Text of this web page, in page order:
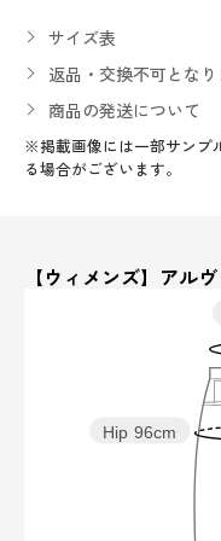
サイズ表
返品・交換不可とな
商品の発送について
※掲載画像には一部サンプ
る場合がございます。
【ウィメンズ】アル
Hip 96cm